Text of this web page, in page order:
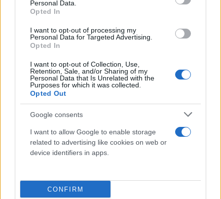
Personal Data.
Opted In
I want to opt-out of processing my
Personal Data for Targeted Advertising.
Opted In
I want to opt-out of Collection, Use,
Retention, Sale, and/or Sharing of my
Personal Data that Is Unrelated with the
Purposes for which it was collected.
Opted Out
Google consents
I want to allow Google to enable storage
related to advertising like cookies on web or
device identifiers in apps.
CONFIRM
Τρομακτική ανάλυση για τη φωτιά στην
Αττικοβοιωτία: Απελευθέρωσε ενέργεια 6
ατομικών βομβών Χιροσίμα
07.08.2026